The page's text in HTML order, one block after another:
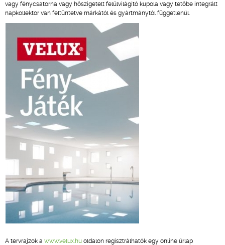
vagy fénycsatorna vagy hőszigetelt felülvilágító kupola vagy tetőbe integrált
napkollektor van feltüntetve márkától és gyártmánytól függetlenül.
A tervrajzok a www.velux.hu oldalon regisztrálhatók egy online űrlap